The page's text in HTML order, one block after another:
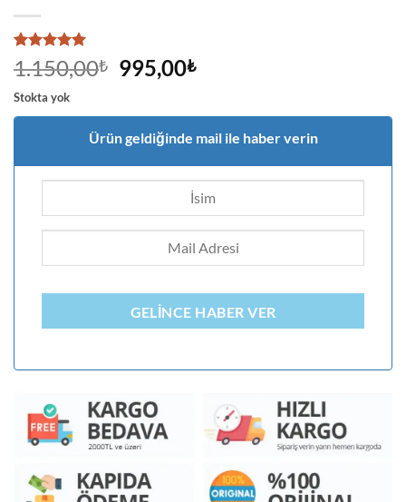
7
müşteri
puanına
dayanarak
5 üzerinden
5puan aldı
1.150,00₺ Orijinal
fiyat:
1.150,00₺.
995,00₺Şu
fiyat:
995,00₺.
Stokta yok
Ürün geldiğinde mail ile haber verin
GELINCE HABER VER